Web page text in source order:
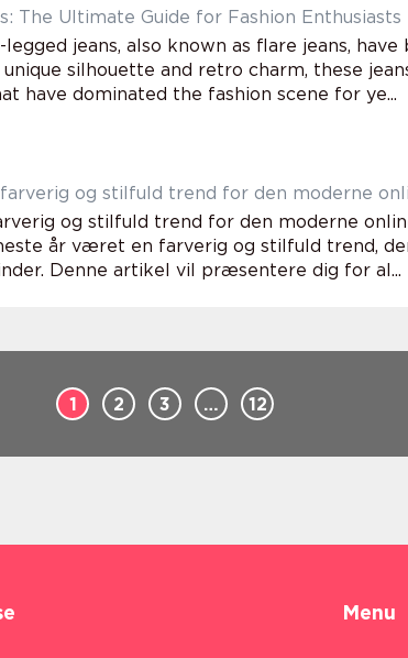
The Ultimate Guide for Fashion Enthusiasts
jeans, also known as flare jeans,
silhouette and retro charm, these
have dominated the fashion scene for ye...
og stilfuld trend for den moderne
og stilfuld trend for den moderne
år været en farverig og stilfuld trend,
Denne artikel vil præsentere dig for al...
1 2 3 … 12
Menu